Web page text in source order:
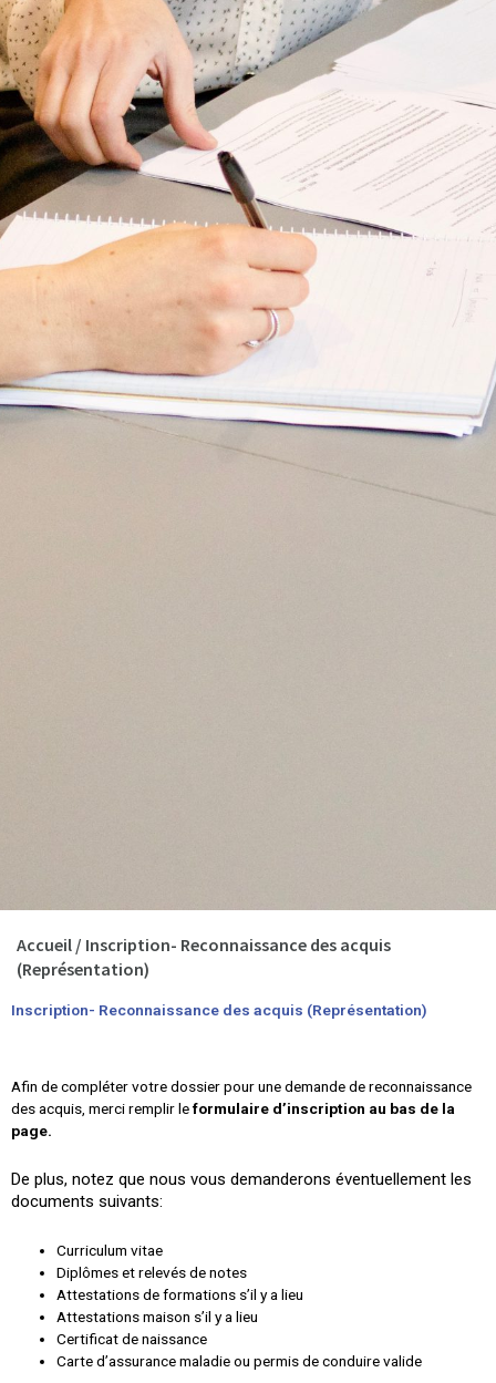
Accueil / Inscription- Reconnaissance des acquis
(Représentation)
Inscription- Reconnaissance des acquis (Représentation)
Afin de compléter votre dossier pour une demande de reconnaissance
des acquis, merci remplir leformulaire d’inscription au bas de la
page.
De plus, notez que nous vous demanderons éventuellement les
documents suivants:
Curriculum vitae
Diplômes et relevés de notes
Attestations de formations s’il y a lieu
Attestations maison s’il y a lieu
Certificat de naissance
Carte d’assurance maladie ou permis de conduire valide